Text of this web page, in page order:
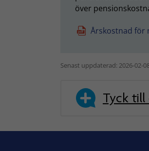
över
Årskostnad för
Senast uppdaterad: 2026-02-
Tyck till